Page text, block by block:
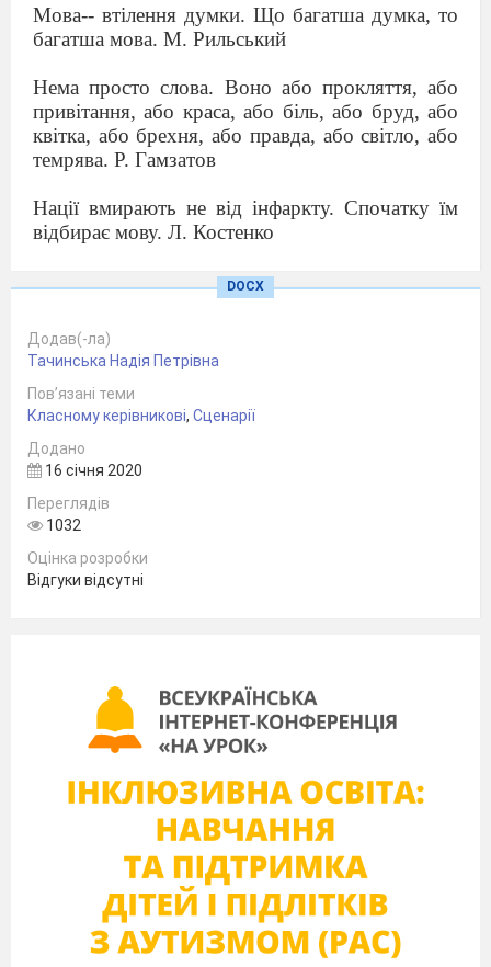
Мова-- втілення думки. Що багатша думка, то
багатша мова. М. Рильський
Нема просто слова. Воно або прокляття, або
привітання, або краса, або біль, або бруд, або
квітка, або брехня, або правда, або світло, або
темрява. Р. Гамзатов
Нації вмирають не від інфаркту. Спочатку їм
відбирає мову. Л. Костенко
Яке прекрасне рідне слово! Воно – не світ,
Той, хто зневажливо ставиться до рідної мови,
не може й сам викликати поваги до себе. Олесь
Гончар
Слово – то мудрості промінь.
Слово – то думка людська. Леся Українка
Мова росте елементарно, разом з душею
народу. Іван Франко.
Мово рідна! Ти ж – як море – безконечна,
Ведучий. Любіть Україну у сні й наяву,
Вишневу свою Україну
Красу її, вічно живу і нову,
В.Сосюра
Українська мова – давня й молода,
Світить рідне слово, як жива вода.
Звідки воно взялось – діло
просте…
В душі засівалось, із душі росте.
DOCX
Додав(-ла)
Тачинська Надія Петрівна
Пов’язані теми
Класному керівникові, Сценарії
Додано
16 січня 2020
Переглядів
1032
Оцінка розробки
Відгуки відсутні